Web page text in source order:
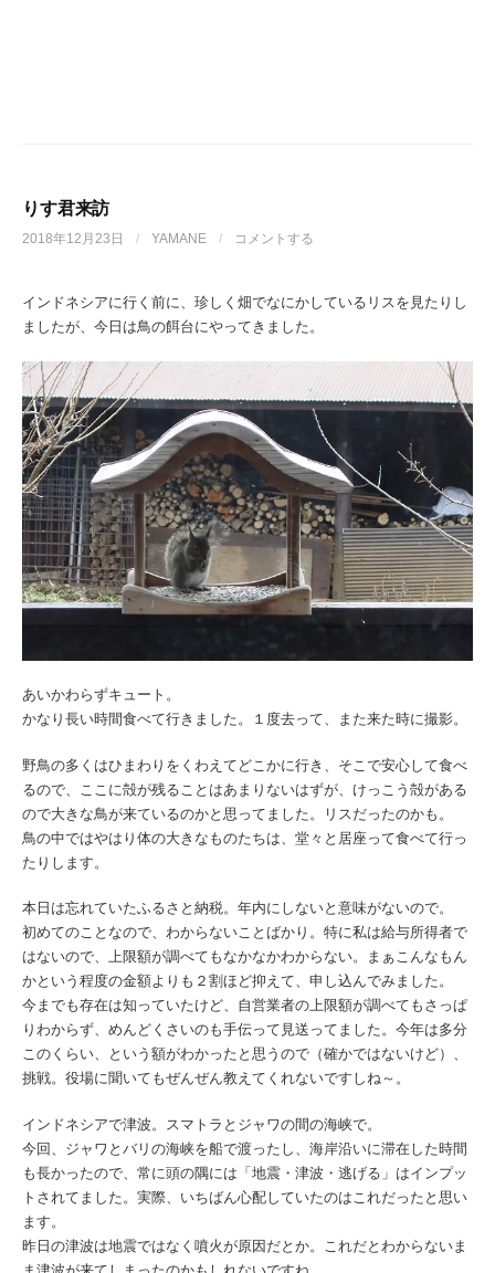
りす君来訪
2018年12月23日 / YAMANE / コメントする
インドネシアに行く前に、珍しく畑でなにかしているリスを見たりし
ましたが、今日は鳥の餌台にやってきました。
あいかわらずキュート。
かなり長い時間食べて行きました。１度去って、また来た時に撮影。
野鳥の多くはひまわりをくわえてどこかに行き、そこで安心して食べ
るので、ここに殻が残ることはあまりないはずが、けっこう殻がある
ので大きな鳥が来ているのかと思ってました。リスだったのかも。
鳥の中ではやはり体の大きなものたちは、堂々と居座って食べて行っ
たりします。
本日は忘れていたふるさと納税。年内にしないと意味がないので。
初めてのことなので、わからないことばかり。特に私は給与所得者で
はないので、上限額が調べてもなかなかわからない。まぁこんなもん
かという程度の金額よりも２割ほど抑えて、申し込んでみました。
今までも存在は知っていたけど、自営業者の上限額が調べてもさっぱ
りわからず、めんどくさいのも手伝って見送ってました。今年は多分
このくらい、という額がわかったと思うので（確かではないけど）、
挑戦。役場に聞いてもぜんぜん教えてくれないですしね～。
インドネシアで津波。スマトラとジャワの間の海峡で。
今回、ジャワとバリの海峡を船で渡ったし、海岸沿いに滞在した時間
も長かったので、常に頭の隅には「地震・津波・逃げる」はインプッ
トされてました。実際、いちばん心配していたのはこれだったと思い
ます。
昨日の津波は地震ではなく噴火が原因だとか。これだとわからないま